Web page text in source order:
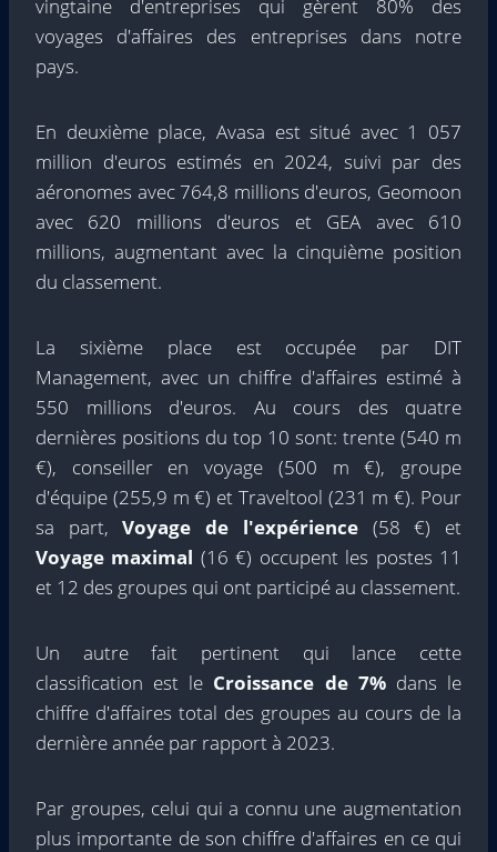
vingtaine d'entreprises qui gèrent 80% des
voyages d'affaires des entreprises dans notre
pays.
En deuxième place, Avasa est situé avec 1 057
million d'euros estimés en 2024, suivi par des
aéronomes avec 764,8 millions d'euros, Geomoon
avec 620 millions d'euros et GEA avec 610
millions, augmentant avec la cinquième position
du classement.
La sixième place est occupée par DIT
Management, avec un chiffre d'affaires estimé à
550 millions d'euros. Au cours des quatre
dernières positions du top 10 sont: trente (540 m
€), conseiller en voyage (500 m €), groupe
d'équipe (255,9 m €) et Traveltool (231 m €). Pour
sa part,Voyage de l'expérience(58 €) et
Voyage maximal (16 €) occupent les postes 11
et 12 des groupes qui ont participé au classement.
Un autre fait pertinent qui lance cette
classification est le Croissance de 7%dans le
chiffre d'affaires total des groupes au cours de la
dernière année par rapport à 2023.
Par groupes, celui qui a connu une augmentation
plus importante de son chiffre d'affaires en ce qui